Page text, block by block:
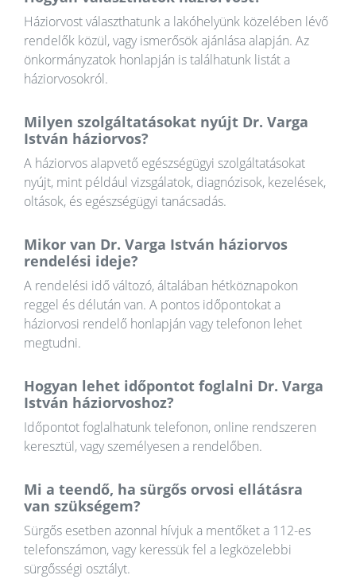
Háziorvost választhatunk a lakóhelyünk közelében lévő
rendelők közül, vagy ismerősök ajánlása alapján. Az
önkormányzatok honlapján is találhatunk listát a
háziorvosokról.
Milyen szolgáltatásokat nyújt Dr. Varga
István háziorvos?
A háziorvos alapvető egészségügyi szolgáltatásokat
nyújt, mint például vizsgálatok, diagnózisok, kezelések,
oltások, és egészségügyi tanácsadás.
Mikor van Dr. Varga István háziorvos
rendelési ideje?
A rendelési idő változó, általában hétköznapokon
reggel és délután van. A pontos időpontokat a
háziorvosi rendelő honlapján vagy telefonon lehet
megtudni.
Hogyan lehet időpontot foglalni Dr. Varga
István háziorvoshoz?
Időpontot foglalhatunk telefonon, online rendszeren
keresztül, vagy személyesen a rendelőben.
Mi a teendő, ha sürgős orvosi ellátásra
van szükségem?
Sürgős esetben azonnal hívjuk a mentőket a 112-es
telefonszámon, vagy keressük fel a legközelebbi
sürgősségi osztályt.